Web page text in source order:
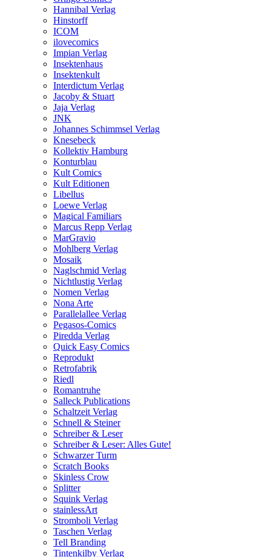
Hannibal Verlag
Hinstorff
ICOM
ilovecomics
Impian Verlag
Insektenhaus
Insektenkult
Interdictum Verlag
Jacoby & Stuart
Jaja Verlag
JNK
Johannes Schimmsel Verlag
Knesebeck
Kollektiv Hamburg
Konturblau
Kult Comics
Kult Editionen
Libellus
Loewe Verlag
Magical Familiars
Marcus Repp Verlag
MarGravio
Mohlberg Verlag
Mosaik
Naglschmid Verlag
Nichtlustig Verlag
Nomen Verlag
Nona Arte
Parallelallee Verlag
Pegasos-Comics
Piredda Verlag
Quick Easy Comics
Reprodukt
Retrofabrik
Riedl
Romantruhe
Salleck Publications
Schaltzeit Verlag
Schnell & Steiner
Schreiber & Leser
Schreiber & Leser: Alles Gute!
Schwarzer Turm
Scratch Books
Skinless Crow
Splitter
Squink Verlag
stainlessArt
Stromboli Verlag
Taschen Verlag
Tell Branding
Tintenkilby Verlag